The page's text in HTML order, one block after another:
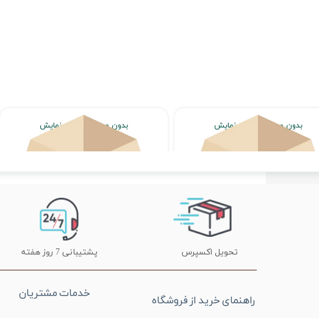
بدون محصول جهت نمایش
بدون محصول جهت نمایش
تحویل اکسپرس پشتیبانی 7 روز هفته
راهنمای خرید از فروشگاه خدمات مشتریان